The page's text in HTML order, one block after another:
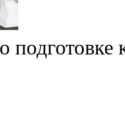
подготовке